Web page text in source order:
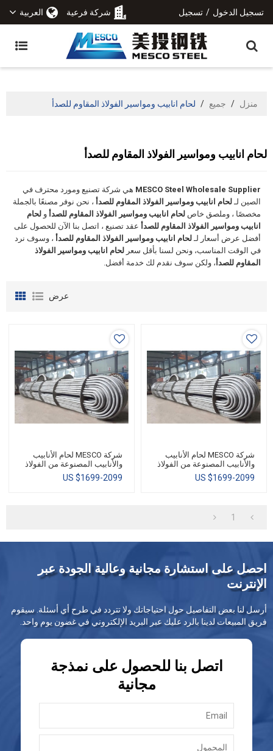
تسجيل الدخول / تسجيل شركة فرعية العربية
منزل / جميع / لحام انابيب ومواسير الفولاذ المقاوم للصدأ
لحام انابيب ومواسير الفولاذ المقاوم للصدأ
MESCO Steel Wholesale Supplier هي شركة تصنيع ومورد محترف في
الصين لـلحام انابيب ومواسير الفولاذ المقاوم للصدأ ، نحن نوفر مصنعًا بالجملة
مخصصًا ، وملصق خاص لحام انابيب ومواسير الفولاذ المقاوم للصدأ و لحام
انابيب ومواسير الفولاذ المقاوم للصدأ عقد تصنيع ، اتصل بنا الآن للحصول على
أفضل عرض أسعار لـلحام انابيب ومواسير الفولاذ المقاوم للصدأ ، وسوف نرد
في الوقت المناسب، ونحن لسنا بأقل سعر لحام انابيب ومواسير الفولاذ
المقاوم للصدأ، ولكن سوف نقدم لك خدمة أفضل.
عرض
شركة MESCO لحام الأنابيب
والأنابيب المصنوعة من الفولاذ
المقاوم للصدأ للتبادل الحراري /
نقل الحرارة
US $1699-2099
شركة MESCO لحام الأنابيب
والأنابيب المصنوعة من الفولاذ
المقاوم للصدأ للتبادل الحراري /
نقل الحرارة
US $1699-2099
1
احصل على استشارة مجانية وعالية الجودة عبر
الإنترنت
أرسل لنا بعض التفاصيل حول احتياجاتك ولا تتردد في طرح أي أسئلة. سيقوم
فريق المبيعات لدينا بالرد عليك عبر البريد الإلكتروني في غضون يوم واحد.
اتصل بنا للحصول على نمذجة
مجانية